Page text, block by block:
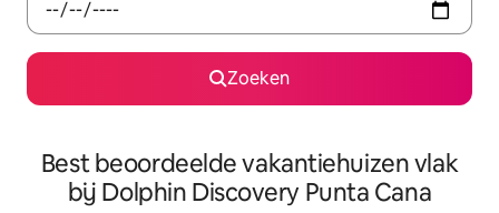
Zoeken
Best beoordeelde vakantiehuizen vlak
bij Dolphin Discovery Punta Cana